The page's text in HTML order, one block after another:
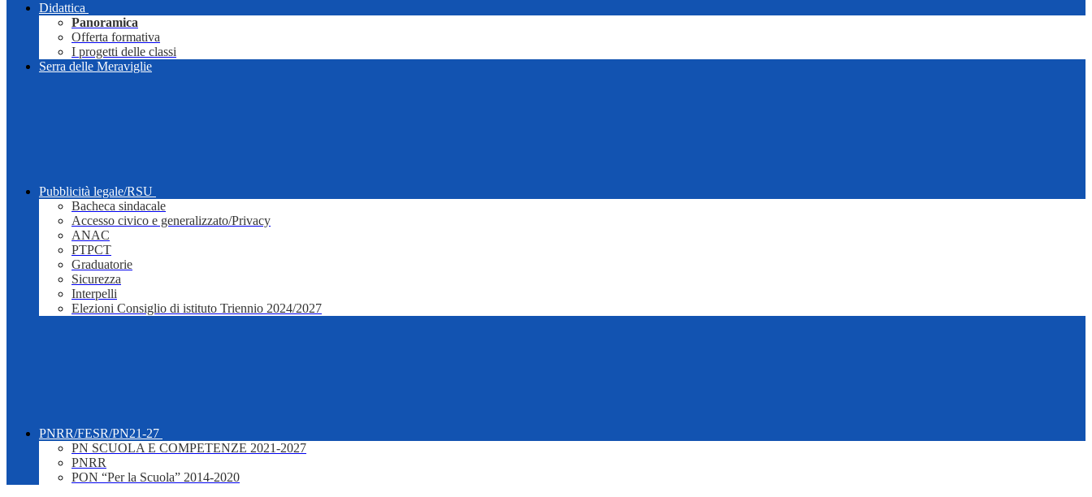
Didattica
Panoramica
Offerta formativa
I progetti delle classi
Serra delle Meraviglie
Pubblicità legale/RSU
Bacheca sindacale
Accesso civico e generalizzato/Privacy
ANAC
PTPCT
Graduatorie
Sicurezza
Interpelli
Elezioni Consiglio di istituto Triennio 2024/2027
PNRR/FESR/PN21-27
PN SCUOLA E COMPETENZE 2021-2027
PNRR
PON “Per la Scuola” 2014-2020